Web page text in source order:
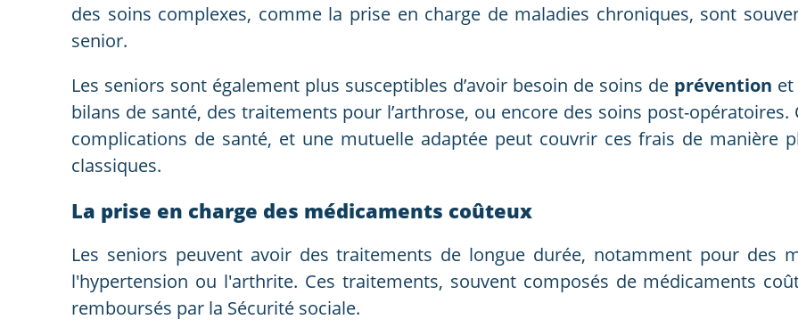
des soins complexes, comme la prise en charge de maladies chroniques, sont
senior.
Les seniors sont également plus susceptibles d’avoir besoin de soins de prévention
bilans de santé, des traitements pour l’arthrose, ou encore des soins post-
complications de santé, et une mutuelle adaptée peut couvrir ces frais de manière
classiques.
La prise en charge des médicaments coûteux
Les seniors peuvent avoir des traitements de longue durée, notamment pour des
l'hypertension ou l'arthrite. Ces traitements, souvent composés de médicaments
remboursés par la Sécurité sociale.